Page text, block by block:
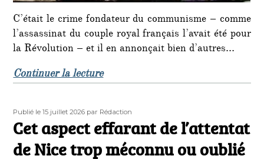
C’était le crime fondateur du communisme – comme
l’assassinat du couple royal français l’avait été pour
la Révolution – et il en annonçait bien d’autres…
Continuer la lecturede « C’était un 16 juillet : le
Publié
Publié le 15 juillet 2026 Auteur
par Rédaction
Cet aspect effarant de l’attentat
de Nice trop méconnu ou oublié